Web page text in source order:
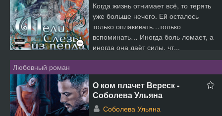
Когда жизнь отнимает всё, то терять
уже больше нечего. Ей осталось
только оплакивать…только
вспоминать… Иногда боль ломает, а
иногда она даёт силы, чт...
Любовный роман
О ком плачет Вереск -
Соболева Ульяна
Соболева Ульяна